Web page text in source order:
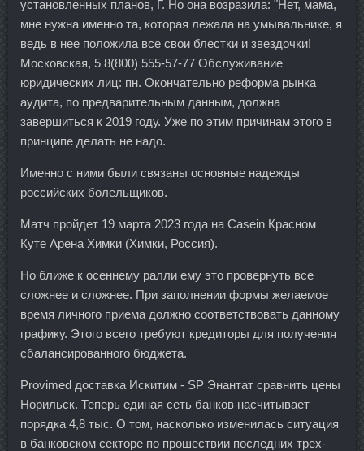
установленных планов, Г. Но она возразила: "Нет, мама,
мне нужна именно та, которая лежала на умывальнике, я
ведь в нее положила все свои блестки и звездочки!
Московская, 5 8(800) 555-57-77 Обслуживание
юридических лиц: пн. Окончательно реформа рынка
аудита, по предварительным данным, должна
завершиться к 2019 году. Уже по этим причинам этого в
принципе делать не надо.
Именно с ними были связаны основные надежды
российских болельщиков.
Матч пройдет 19 марта 2023 года на Casein Красном
Куте Арена Химки (Химки, Россия).
Но ближе к осеннему ралли ему это провернуть все
сложнее и сложнее. При заполнении формы желаемое
время личного приема должно соответствовать данному
графику. Этого всего требуют кредиторы для получения
сбалансированного бюджета.
Provimed доставка Искитим - SP Энантат сравнить цены
Норильск. Теперь единая сеть банков насчитывает
порядка 4,8 тыс. О том, насколько изменилась ситуация
в банковском секторе по прошествии последних трех-